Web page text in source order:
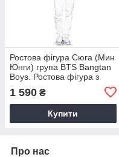
Ростова фігура Сюга (Мин
Юнги) група BTS Bangtan
Boys. Ростова фігура з
будь-яким зображенням
під замовлення
1 590 ₴
Купити
Про нас